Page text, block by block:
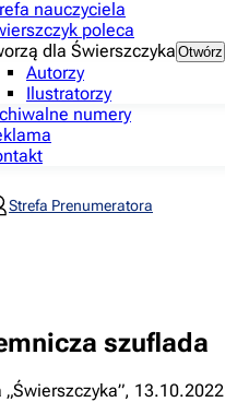
nauczyciela
poleca
dla Świerszczyka Otwórz
Autorzy
Ilustratorzy
numery
Strefa Prenumeratora
szuflada
, 13.10.2022